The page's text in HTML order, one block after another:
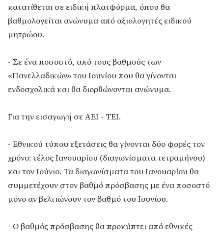
κατατίθεται σε ειδική πλατφόρμα, όπου θα
βαθμολογείται ανώνυμα από αξιολογητές ειδικού
μητρώου.
- Σε ένα ποσοστό, από τους βαθμούς των
«Πανελλαδικών» του Ιουνίου που θα γίνονται
ενδοσχολικά και θα διορθώνονται ανώνυμα.
Για την εισαγωγή σε ΑΕΙ - ΤΕΙ.
- Εθνικού τύπου εξετάσεις θα γίνονται δύο φορές τον
χρόνο: τέλος Ιανουαρίου (διαγωνίσματα τετραμήνου)
και τον Ιούνιο. Τα διαγωνίσματα του Ιανουαρίου θα
συμμετέχουν στον βαθμό πρόσβασης με ένα ποσοστό
μόνο αν βελτιώνουν τον βαθμό του Ιουνίου.
- Ο βαθμός πρόσβασης θα προκύπτει από εθνικές